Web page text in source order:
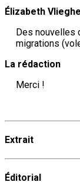
Élizabeth Vlieghe
Des nouvelles
migrations
La rédaction
Merci !
Extrait
Éditorial